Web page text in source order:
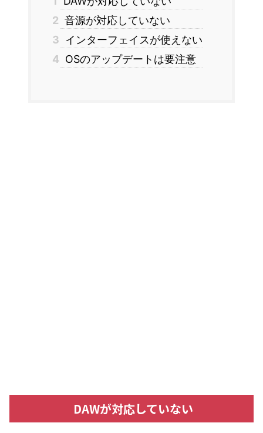
2 音源が対応していない
3
インターフェイスが使えない
4 OSのアップデートは要注意
DAWが対応していない